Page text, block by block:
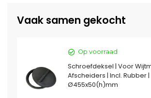
Vaak samen gekocht
Op voorraad
Schroefdeksel | Voor
Afscheiders | Incl. Rubber |
Ø455x50(h)mm